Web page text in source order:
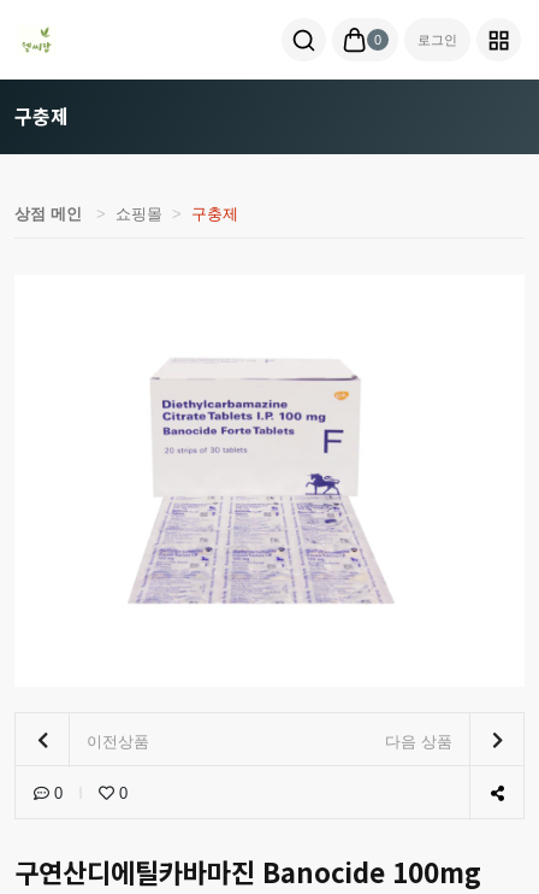
0 로그인
구충제
상점 메인 쇼핑몰 구충제
이전상품 다음 상품
0 0
구연산디에틸카바마진 Banocide 100mg